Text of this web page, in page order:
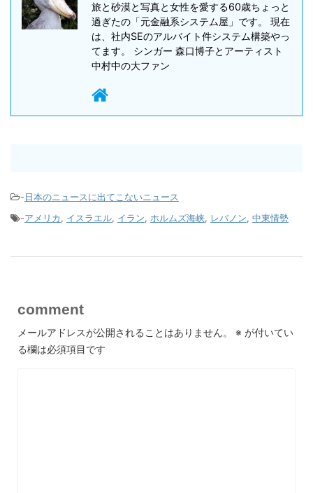
旅と砂漠と写真と女性を愛する60歳ちょっと
過ぎたの「元金融系システム屋」です。 現在
は、社内SEのアルバイト件システム構築やっ
てます。 シンガー 森口博子とアーティスト
中村中の大ファン
-日本のニュースに出てこないニュース
-アメリカ, イスラエル, イラン, ホルムズ海峡, レバノン, 中東情勢
comment
メールアドレスが公開されることはありません。 ※ が付いてい
る欄は必須項目です